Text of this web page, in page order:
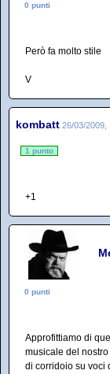
0 punti
Però fa molto stile
V
kombatt 26/03/2009,
1 punto
+1
0 punti
Approfittiamo di
musicale del
di corridoio su voci